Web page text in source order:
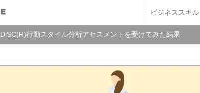
ビジネススキル
DiSC(R)行動スタイル分析アセスメントを受けてみた結果